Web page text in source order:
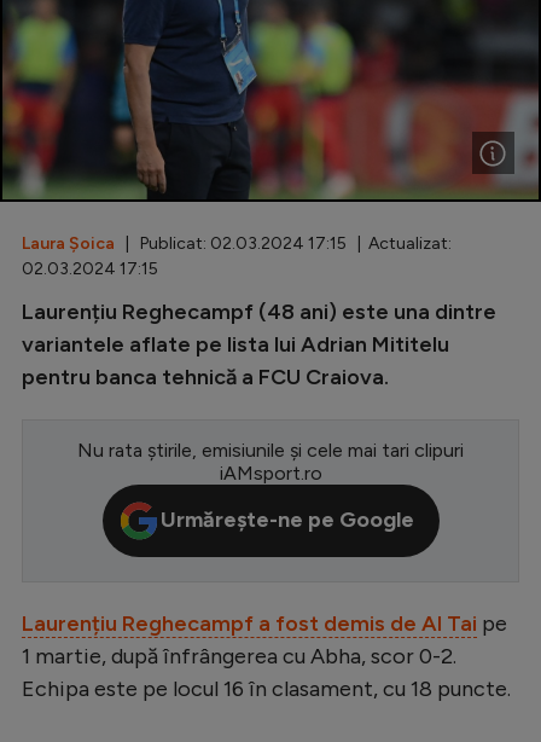
Fotbal feminin
Special
Diverse
Inedit
Clasamente
Champions League
Conference League
CM 2026
Premier League
Serie A
Bundesliga
Laura Șoica | Publicat: 02.03.2024 17:15 | Actualizat:
02.03.2024 17:15
Laurențiu Reghecampf (48 ani) este una dintre
variantele aflate pe lista lui Adrian Mititelu
pentru banca tehnică a FCU Craiova.
Nu rata știrile, emisiunile și cele mai tari clipuri
iAMsport.ro
Urmărește-ne pe Google
Laurențiu Reghecampf a fost demis de Al Tai pe
1 martie, după înfrângerea cu Abha, scor 0-2.
Echipa este pe locul 16 în clasament, cu 18 puncte.